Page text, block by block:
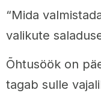
“Mida
valikute
Õhtusöök on
tagab sulle